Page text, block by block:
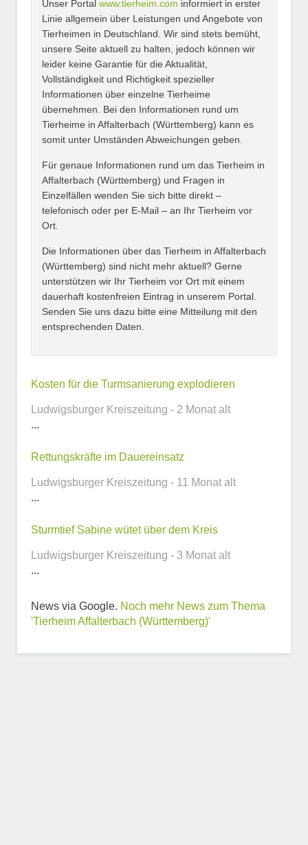
Name*
E-Mail*
Name des Tierheims*
E-Mail-Adresse
Webseite
Weitere Informationen
Unser Portal www.tierheim.com informiert in erster
Linie allgemein über Leistungen und Angebote von
Tierheimen in Deutschland. Wir sind stets bemüht,
unsere Seite aktuell zu halten, jedoch können wir
leider keine Garantie für die Aktualität,
Vollständigkeit und Richtigkeit spezieller
Informationen über einzelne Tierheime
übernehmen. Bei den Informationen rund um
Tierheime in Affalterbach (Württemberg) kann es
somit unter Umständen Abweichungen geben.
Für genaue Informationen rund um das Tierheim in
Affalterbach (Württemberg) und Fragen in
Einzelfällen wenden Sie sich bitte direkt –
telefonisch oder per E-Mail – an Ihr Tierheim vor
Ort.
Die Informationen über das Tierheim in Affalterbach
(Württemberg) sind nicht mehr aktuell? Gerne
unterstützen wir Ihr Tierheim vor Ort mit einem
dauerhaft kostenfreien Eintrag in unserem Portal.
Senden Sie uns dazu bitte eine Mitteilung mit den
entsprechenden Daten.
Kosten für die Turmsanierung explodieren
Ludwigsburger Kreiszeitung - 2 Monat alt
...
Rettungskräfte im Dauereinsatz
Ludwigsburger Kreiszeitung - 11 Monat alt
...
Sturmtief Sabine wütet über dem Kreis
Ludwigsburger Kreiszeitung - 3 Monat alt
...
News via Google. Noch mehr News zum Thema
'Tierheim Affalterbach (Württemberg)'